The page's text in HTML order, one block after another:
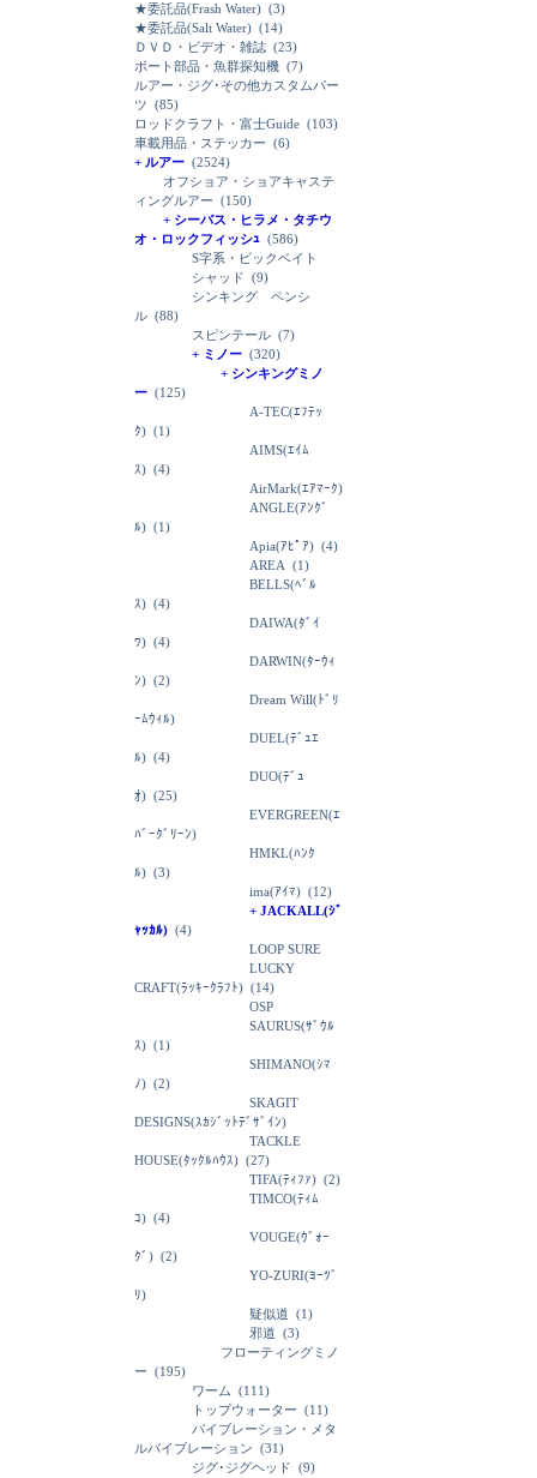
★委託品(Frash Water) (3)
★委託品(Salt Water) (14)
ＤＶＤ・ビデオ・雑誌 (23)
ボート部品・魚群探知機 (7)
ルアー・ジグ･その他カスタムパー
ツ (85)
ロッドクラフト・富士Guide (103)
車載用品・ステッカー (6)
+ ルアー (2524)
オフショア・ショアキャステ
ィングルアー (150)
+ シーバス・ヒラメ・タチウ
オ・ロックフィッシｭ (586)
S字系・ビックベイト
シャッド (9)
シンキング ペンシ
ル (88)
スピンテール (7)
+ ミノー (320)
+ シンキングミノ
ー (125)
A-TEC(ｴﾌﾃｯ
ｸ) (1)
AIMS(ｴｲﾑ
ｽ) (4)
AirMark(ｴｱﾏｰｸ)
ANGLE(ｱﾝｸﾞ
ﾙ) (1)
Apia(ｱﾋﾟｱ) (4)
AREA (1)
BELLS(ﾍﾞﾙ
ｽ) (4)
DAIWA(ﾀﾞｲ
ﾜ) (4)
DARWIN(ﾀｰｳｨ
ﾝ) (2)
Dream Will(ﾄﾞﾘ
ｰﾑｳｨﾙ)
DUEL(ﾃﾞｭｴ
ﾙ) (4)
DUO(ﾃﾞｭ
ｵ) (25)
EVERGREEN(ｴ
ﾊﾞｰｸﾞﾘｰﾝ)
HMKL(ﾊﾝｸ
ﾙ) (3)
ima(ｱｲﾏ) (12)
+ JACKALL(ｼﾞ
ｬｯｶﾙ) (4)
LOOP SURE
LUCKY
CRAFT(ﾗｯｷｰｸﾗﾌﾄ) (14)
OSP
SAURUS(ｻﾞｳﾙ
ｽ) (1)
SHIMANO(ｼﾏ
ﾉ) (2)
SKAGIT
DESIGNS(ｽｶｼﾞｯﾄﾃﾞｻﾞｲﾝ)
TACKLE
HOUSE(ﾀｯｸﾙﾊｳｽ) (27)
TIFA(ﾃｨﾌｧ) (2)
TIMCO(ﾃｨﾑ
ｺ) (4)
VOUGE(ｳﾞｫｰ
ｸﾞ) (2)
YO-ZURI(ﾖｰﾂﾞ
ﾘ)
疑似道 (1)
邪道 (3)
フローティングミノ
ー (195)
ワーム (111)
トップウォーター (11)
バイブレーション・メタ
ルバイブレーション (31)
ジグ･ジグヘッド (9)